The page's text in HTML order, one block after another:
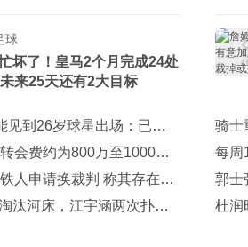
球
坏了！皇马2个月完成24处
来25天还有2大目标
见到26岁球星出场：已伤
会费约为800万至1000万
人申请换裁判 称其存在误
汰河床，江宇涵两次扑
骑士
无重
每周
斯也
郭士
杜润